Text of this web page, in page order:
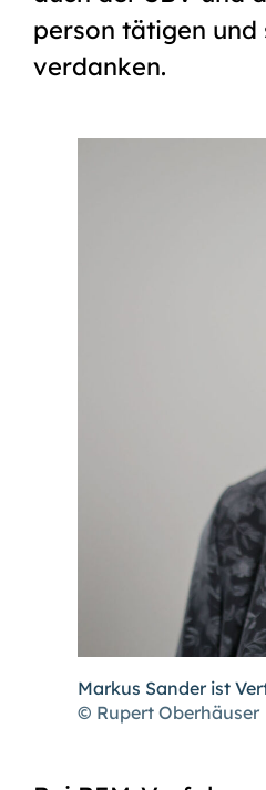
person tätigen und
verdanken.
Markus Sander ist
© Rupert Oberhäuser